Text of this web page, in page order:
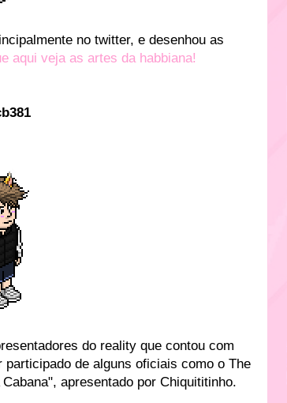
no twitter, e desenhou as
aqui veja as artes da habbiana!
do reality que contou com
de alguns oficiais como o The
apresentado por Chiquititinho.